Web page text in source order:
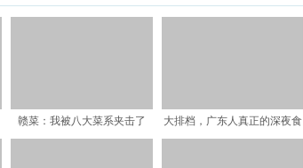
赣菜：我被八大菜系夹击了
大排档，广东人真正的深夜食